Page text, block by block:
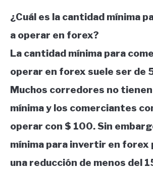
¿Cuál es la cantidad mínima
a operar en forex?
La cantidad mínima para
operar en forex suele ser de
Muchos corredores no
mínima y los comerciantes
operar con $ 100. Sin
mínima para invertir en forex
una reducción de menos del